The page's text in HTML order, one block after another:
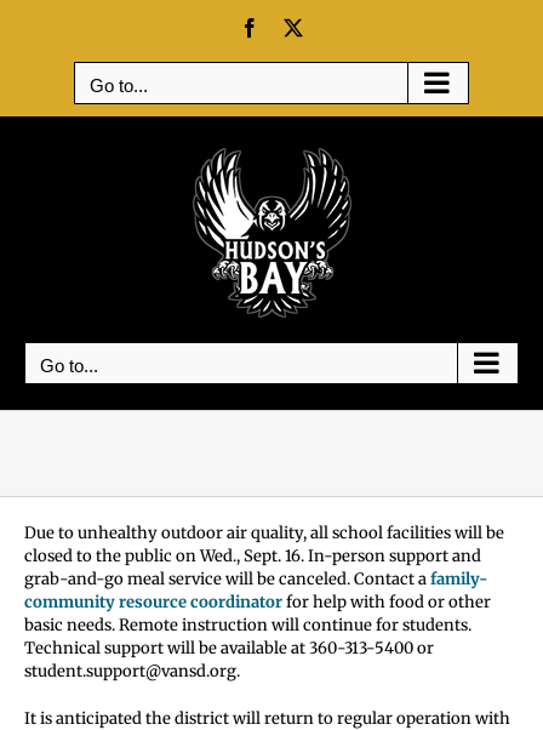
Facebook
Go to...
Go to...
Due to unhealthy outdoor air quality, all school facilities will be
closed to the public on Wed., Sept. 16. In-person support and
grab-and-go meal service will be canceled. Contact afamily-
community resource coordinatorfor help with food or other
basic needs. Remote instruction will continue for students.
Technical support will be available at 360-313-5400 or
student.support@vansd.org.
It is anticipated the district will return to regular operation with